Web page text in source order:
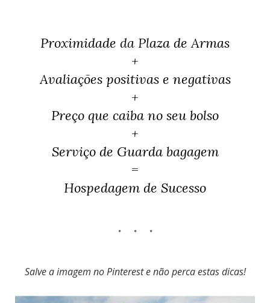
Proximidade da Plaza de Armas
+
Avaliações positivas e negativas
+
Preço que caiba no seu bolso
+
Serviço de Guarda bagagem
=
Hospedagem de Sucesso
Salve a imagem no Pinterest e não perca estas dicas!